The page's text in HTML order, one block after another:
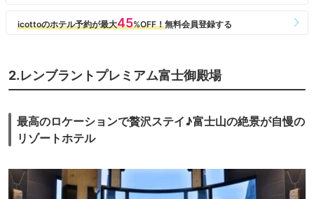
本を読めるスペースや富士山展望スペースへは入れないように
柵がありました。
私の満足度は低かったです。
レストランからは富士山がきれいに見えました。
2.レンブラントプレミアム富士御殿場
最高のロケーションで贅沢ステイ♪富士山の絶景が自慢の
リゾートホテル